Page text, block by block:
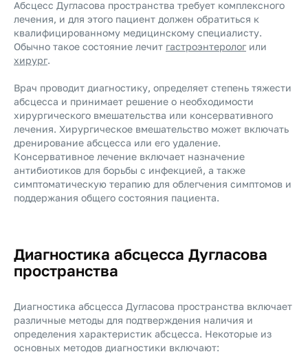
Абсцесс Дугласова пространства требует комплексного
лечения, и для этого пациент должен обратиться к
квалифицированному медицинскому специалисту.
Обычно такое состояние лечит гастроэнтеролог или
хирург.
Врач проводит диагностику, определяет степень тяжести
абсцесса и принимает решение о необходимости
хирургического вмешательства или консервативного
лечения. Хирургическое вмешательство может включать
дренирование абсцесса или его удаление.
Консервативное лечение включает назначение
антибиотиков для борьбы с инфекцией, а также
симптоматическую терапию для облегчения симптомов и
поддержания общего состояния пациента.
Диагностика абсцесса Дугласова
пространства
Диагностика абсцесса Дугласова пространства включает
различные методы для подтверждения наличия и
определения характеристик абсцесса. Некоторые из
основных методов диагностики включают: